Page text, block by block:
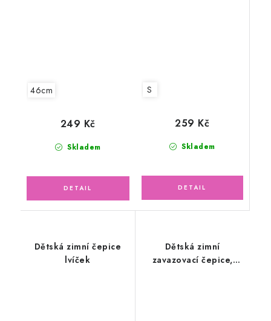
46cm
Skladem
249 Kč
S
Skladem
259 Kč
Dětská zimní čepice
lvíček
Dětská zimní
zavazovací čepice,